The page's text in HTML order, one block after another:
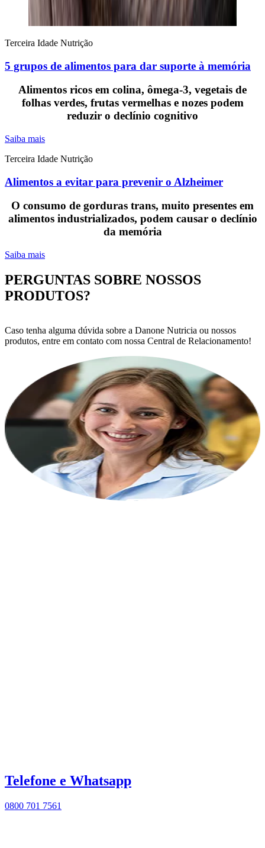
Terceira Idade Nutrição
5 grupos de alimentos para dar suporte à memória
Alimentos ricos em colina, ômega-3, vegetais de
folhas verdes, frutas vermelhas e nozes podem
reduzir o declínio cognitivo
Saiba mais
Terceira Idade Nutrição
Alimentos a evitar para prevenir o Alzheimer
O consumo de gorduras trans, muito presentes em
alimentos industrializados, podem causar o declínio
da memória
Saiba mais
PERGUNTAS SOBRE NOSSOS
PRODUTOS?
Caso tenha alguma dúvida sobre a Danone Nutricia ou nossos
produtos, entre em contato com nossa Central de Relacionamento!
Telefone e Whatsapp
0800 701 7561